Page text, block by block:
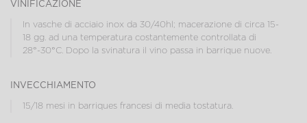
vinificazione
In vasche di acciaio inox da 30/40hl; macerazione di circa 15-
18 gg. ad una temperatura costantemente controllata di
28°-30°C. Dopo la svinatura il vino passa in barrique nuove.
invecchiamento
15/18 mesi in barriques francesi di media tostatura.